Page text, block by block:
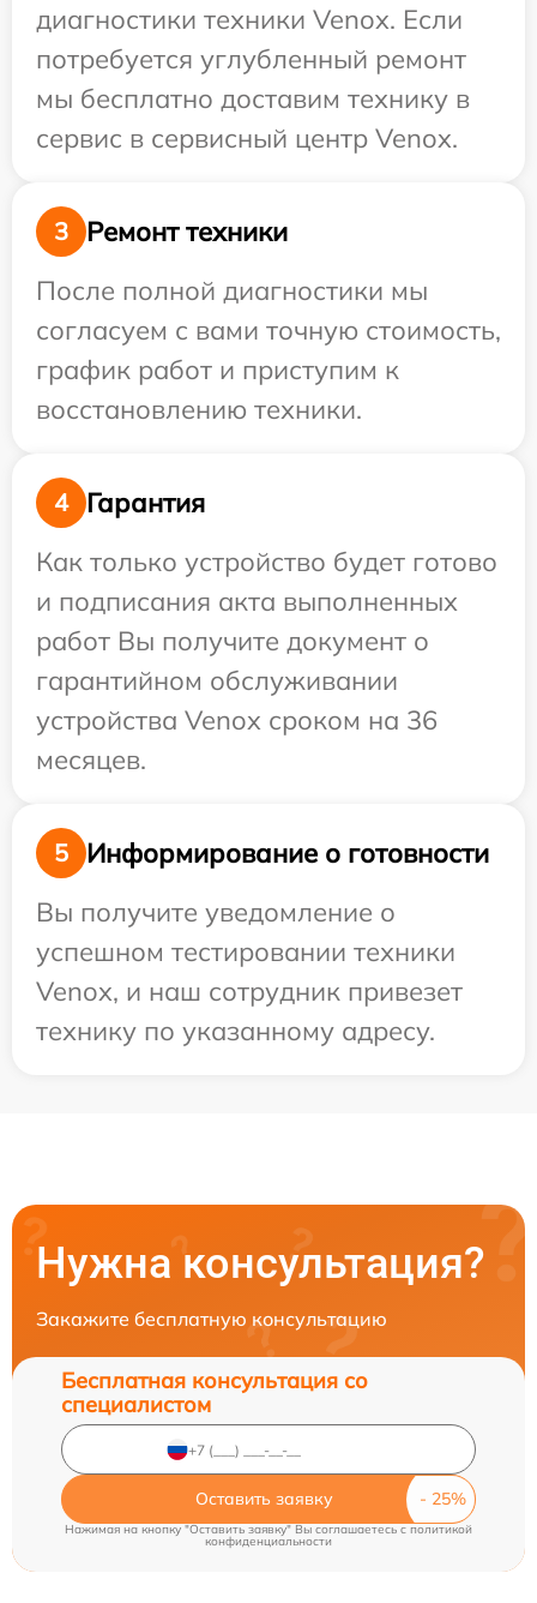
диагностики техники Venox. Если
потребуется углубленный ремонт
мы бесплатно доставим технику в
сервис в сервисный центр Venox.
3
Ремонт техники
После полной диагностики мы
согласуем с вами точную стоимость,
график работ и приступим к
восстановлению техники.
4
Гарантия
Как только устройство будет готово
и подписания акта выполненных
работ Вы получите документ о
гарантийном обслуживании
устройства Venox сроком на 36
месяцев.
5
Информирование о готовности
Вы получите уведомление о
успешном тестировании техники
Venox, и наш сотрудник привезет
технику по указанному адресу.
Нужна консультация?
Закажите бесплатную консультацию
Бесплатная консультация со
специалистом
Оставить заявку
Нажимая на кнопку "Оставить заявку" Вы соглашаетесь cполитикой
конфиденциальности